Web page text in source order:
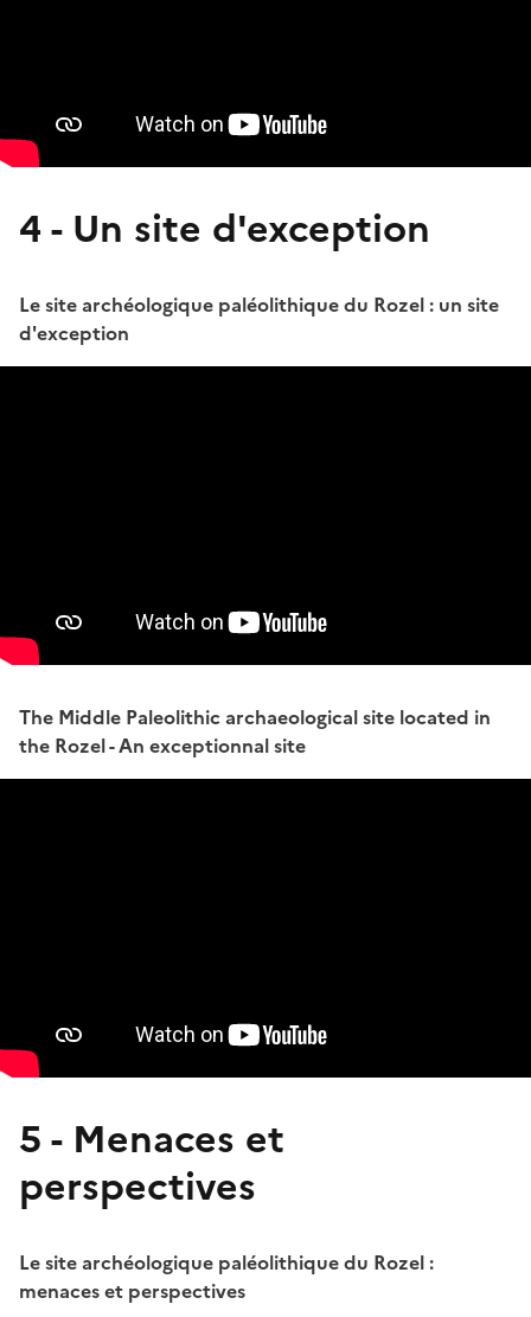
4 - Un site d'exception
Le site archéologique paléolithique du Rozel : un site
d'exception
The Middle Paleolithic archaeological site located in
the Rozel - An exceptionnal site
5 - Menaces et
perspectives
Le site archéologique paléolithique du Rozel :
menaces et perspectives